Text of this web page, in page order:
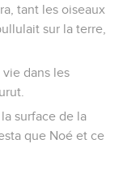
tant les oiseaux
sur la terre,
dans les
surface de la
que Noé et ce